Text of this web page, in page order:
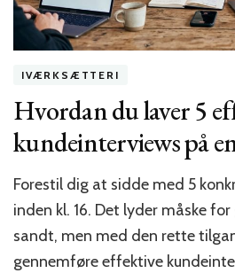
IVÆRKSÆTTERI
Hvordan du laver 5
kundeinterviews på
Forestil dig at sidde med 5
inden kl. 16. Det lyder måske
sandt, men med den rette
gennemføre effektive